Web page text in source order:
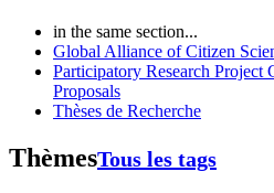
in the same section...
Global Alliance of Citizen
Participatory Research Project
Proposals
Thèses de Recherche
ThèmesTous les tags